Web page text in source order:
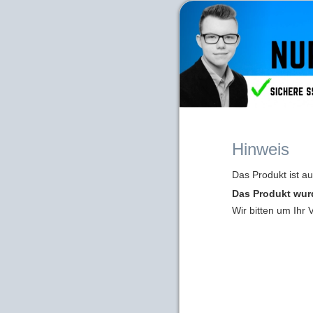
Hinweis
Das Produkt ist
Das Produkt
Wir bitten um Ihr